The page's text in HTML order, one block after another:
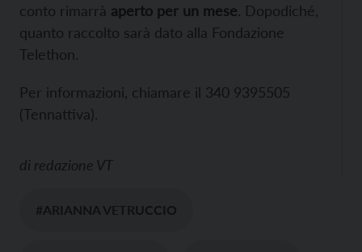
conto rimarrà aperto per un mese. Dopodiché,
quanto raccolto sarà dato alla Fondazione
Telethon.
Per informazioni, chiamare il 340 9395505
(Tennattiva).
di redazione VT
#ARIANNA VETRUCCIO